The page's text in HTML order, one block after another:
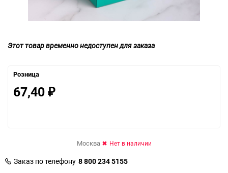
Этот товар временно недоступен для заказа
Розница
67,40 ₽
Москва Нет в наличии
Заказ по телефону 8 800 234 5155